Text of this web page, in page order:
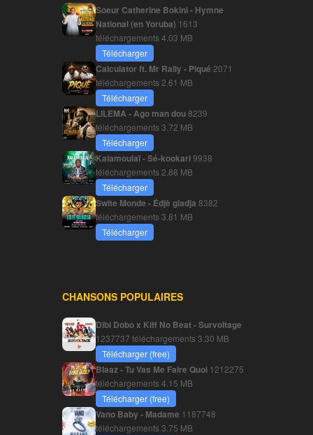
Soeur Catherine Bokini - Hymne
National (en Yoruba) 1613
téléchargements4.03 MB
Télécharger
Calculator ft. Mr Rally - Piqué 2071
téléchargements 2.61 MB
Télécharger
LILEMA - Ago man dou8239
téléchargements3.72 MB
Télécharger
Kalamoulaï - Sé-kookari9938
téléchargements 2.88 MB
Télécharger
Swite Monde - Édjè gladja 8382
téléchargements3.81 MB
Télécharger
CHANSONS POPULAIRES
Dibi Dobo x Kiff No Beat - Survoltage
1237737 téléchargements3.30 MB
Télécharger (free)
Blaaz - Tu Vas Me Faire Quoi 1212275
téléchargements4.15 MB
Télécharger (free)
Vano Baby - Madame 1187748
téléchargements3.75 MB